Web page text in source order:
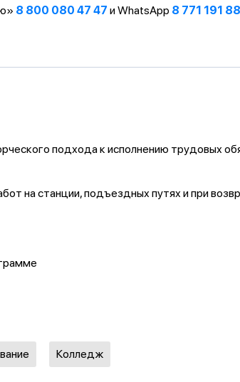
8 800 080 47 47 и WhatsApp 8 771 191
подхода к исполнению трудовых
на станции, подъездных путях и при
Колледж